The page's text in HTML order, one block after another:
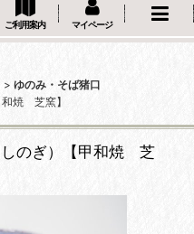
ご利用案内 マイページ
> ゆのみ・そば猪口
焼 芝窯】
のぎ）【甲和焼 芝